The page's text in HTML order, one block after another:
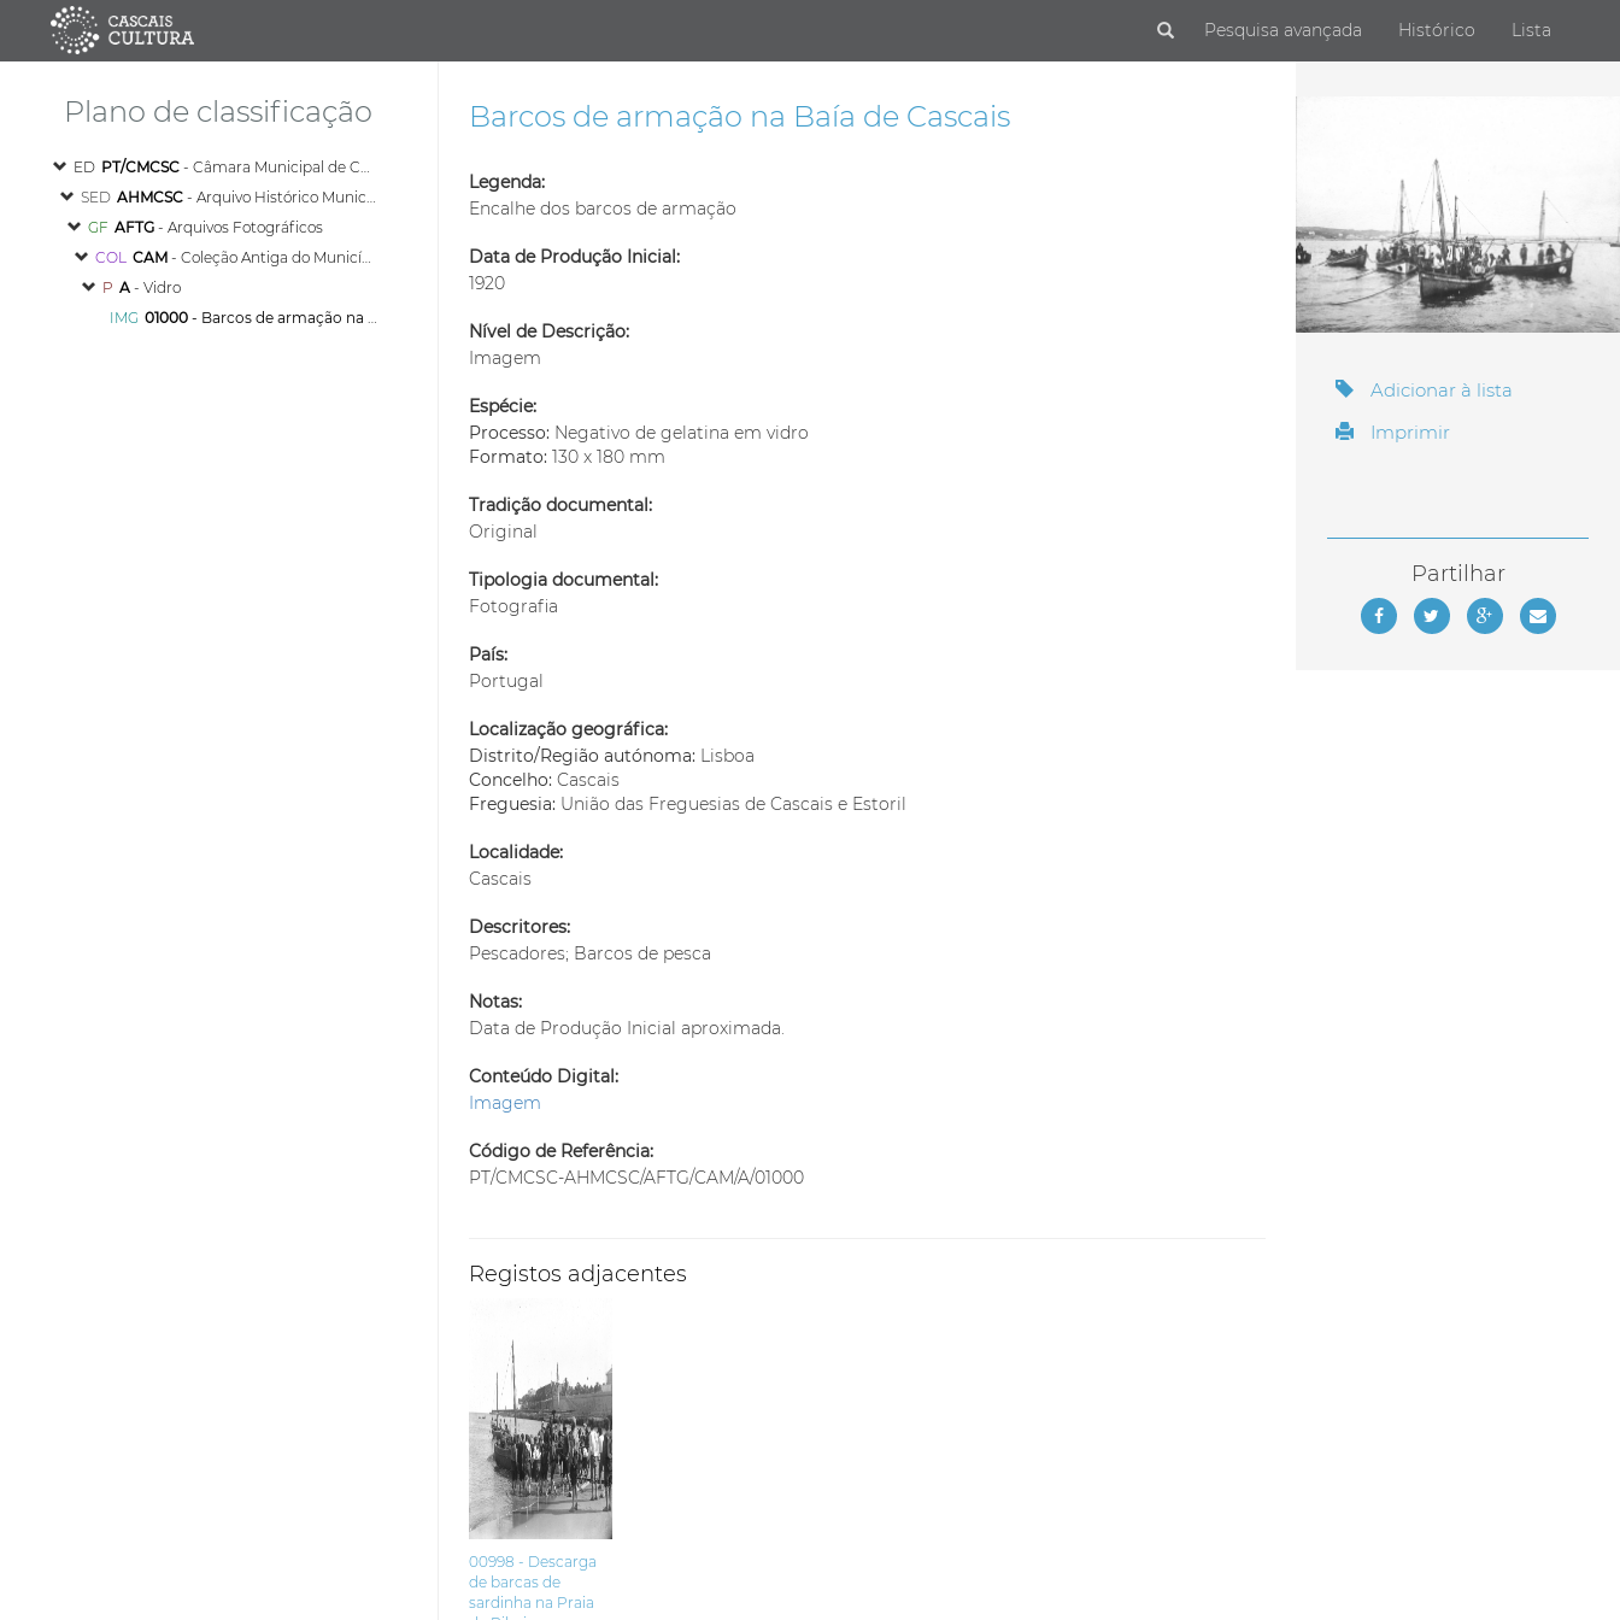
SubmitPesquisa avançada Histórico Lista
Plano de classificação
ED PT/CMCSC- Câmara Municipal de Cascais
SED AHMCSC- Arquivo Histórico Municipal de Cascais
GF AFTG- Arquivos Fotográficos
COL CAM- Coleção Antiga do Município
P A- Vidro
IMG 01000- Barcos de armação na Baía de Cascais
Barcos de armação na Baía de Cascais
Legenda:
Encalhe dos barcos de armação
Data de Produção Inicial:
1920
Nível de Descrição:
Imagem
Espécie:
Processo: Negativo de gelatina em vidro
Formato: 130 x 180 mm
Tradição documental:
Original
Tipologia documental:
Fotografia
País:
Portugal
Localização geográfica:
Distrito/Região autónoma: Lisboa
Concelho: Cascais
Freguesia: União das Freguesias de Cascais e Estoril
Localidade:
Cascais
Descritores:
Pescadores; Barcos de pesca
Notas:
Data de Produção Inicial aproximada.
Conteúdo Digital:
Imagem
Código de Referência:
PT/CMCSC-AHMCSC/AFTG/CAM/A/01000
Registos adjacentes
00998 - Descarga
de barcas de
sardinha na Praia
Adicionar à lista
Imprimir
Partilhar